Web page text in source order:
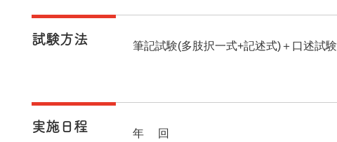
試験方法 筆記試験(多肢択一式+記述式)＋口述試験
実施日程
年1回